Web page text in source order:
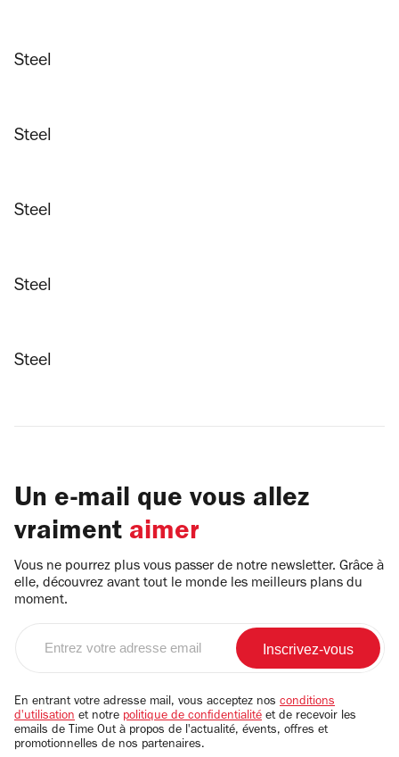
Steel
Steel
Steel
Steel
Steel
Un e-mail que vous allez
vraiment aimer
Vous ne pourrez plus vous passer de notre newsletter. Grâce à
elle, découvrez avant tout le monde les meilleurs plans du
moment.
email
En entrant votre adresse mail, vous acceptez nos conditions
d'utilisation et notre politique de confidentialité et de recevoir les
emails de Time Out à propos de l'actualité, évents, offres et
promotionnelles de nos partenaires.